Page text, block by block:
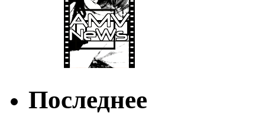
Последнее